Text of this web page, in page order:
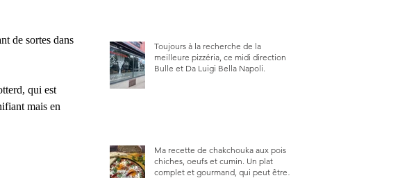
de sortes dans
qui est
mais en
Toujours à la recherche de la
meilleure pizzéria, ce midi direction
Bulle et Da Luigi Bella Napoli.
Ma recette de chakchouka aux pois
chiches, oeufs et cumin. Un plat
complet et gourmand, qui peut être